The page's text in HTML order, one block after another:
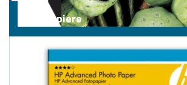
Fotopapiere